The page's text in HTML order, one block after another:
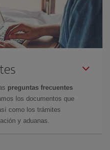
preguntas frecuentes
los documentos que
como los trámites
y aduanas.